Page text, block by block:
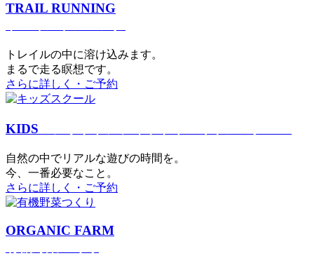
TRAIL RUNNING
トレイルの中に溶け込みます。
まるで⾛る瞑想です。
さらに詳しく・ご予約
KIDS
⾃然の中でリアルな遊びの時間を。
今、⼀番必要なこと。
さらに詳しく・ご予約
ORGANIC FARM